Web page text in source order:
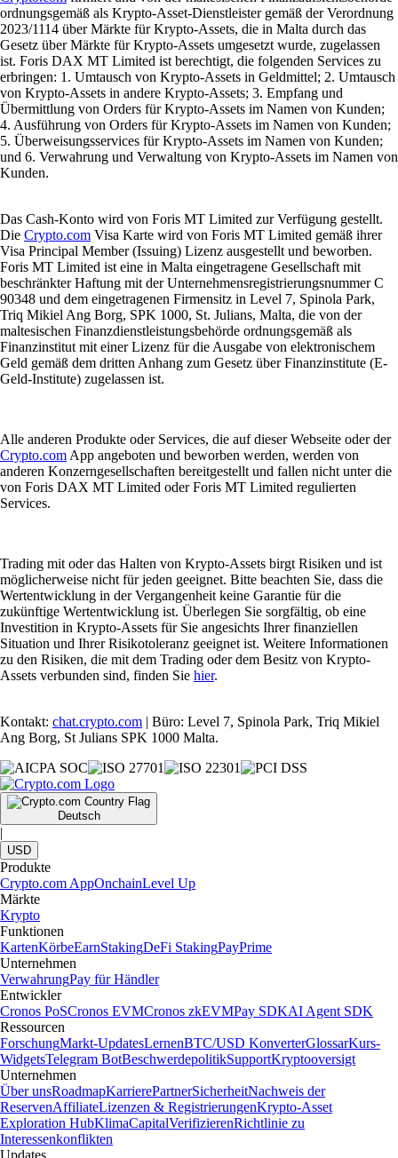
ordnungsgemäß als Krypto-Asset-Dienstleister gemäß der Verordnung
2023/1114 über Märkte für Krypto-Assets, die in Malta durch das
Gesetz über Märkte für Krypto-Assets umgesetzt wurde, zugelassen
ist. Foris DAX MT Limited ist berechtigt, die folgenden Services zu
erbringen: 1. Umtausch von Krypto-Assets in Geldmittel; 2. Umtausch
von Krypto-Assets in andere Krypto-Assets; 3. Empfang und
Übermittlung von Orders für Krypto-Assets im Namen von Kunden;
4. Ausführung von Orders für Krypto-Assets im Namen von Kunden;
5. Überweisungsservices für Krypto-Assets im Namen von Kunden;
und 6. Verwahrung und Verwaltung von Krypto-Assets im Namen von
Kunden.
Das Cash-Konto wird von Foris MT Limited zur Verfügung gestellt.
Die Crypto.com Visa Karte wird von Foris MT Limited gemäß ihrer
Visa Principal Member (Issuing) Lizenz ausgestellt und beworben.
Foris MT Limited ist eine in Malta eingetragene Gesellschaft mit
beschränkter Haftung mit der Unternehmensregistrierungsnummer C
90348 und dem eingetragenen Firmensitz in Level 7, Spinola Park,
Triq Mikiel Ang Borg, SPK 1000, St. Julians, Malta, die von der
maltesischen Finanzdienstleistungsbehörde ordnungsgemäß als
Finanzinstitut mit einer Lizenz für die Ausgabe von elektronischem
Geld gemäß dem dritten Anhang zum Gesetz über Finanzinstitute (E-
Geld-Institute) zugelassen ist.
Alle anderen Produkte oder Services, die auf dieser Webseite oder der
Crypto.com App angeboten und beworben werden, werden von
anderen Konzerngesellschaften bereitgestellt und fallen nicht unter die
von Foris DAX MT Limited oder Foris MT Limited regulierten
Services.
Trading mit oder das Halten von Krypto-Assets birgt Risiken und ist
möglicherweise nicht für jeden geeignet. Bitte beachten Sie, dass die
Wertentwicklung in der Vergangenheit keine Garantie für die
zukünftige Wertentwicklung ist. Überlegen Sie sorgfältig, ob eine
Investition in Krypto-Assets für Sie angesichts Ihrer finanziellen
Situation und Ihrer Risikotoleranz geeignet ist. Weitere Informationen
zu den Risiken, die mit dem Trading oder dem Besitz von Krypto-
Assets verbunden sind, finden Sie hier.
Kontakt: chat.crypto.com | Büro: Level 7, Spinola Park, Triq Mikiel
Ang Borg, St Julians SPK 1000 Malta.
Deutsch
|
USD
Produkte
Crypto.com AppOnchainLevel Up
Märkte
Krypto
Funktionen
KartenKörbeEarnStakingDeFi StakingPayPrime
Unternehmen
VerwahrungPay für Händler
Entwickler
Cronos PoSCronos EVMCronos zkEVMPay SDKAI Agent SDK
Ressourcen
ForschungMarkt-UpdatesLernenBTC/USD KonverterGlossarKurs-
WidgetsTelegram BotBeschwerdepolitikSupportKryptooversigt
Unternehmen
Über unsRoadmapKarrierePartnerSicherheitNachweis der
ReservenAffiliateLizenzen & RegistrierungenKrypto-Asset
Exploration HubKlimaCapitalVerifizierenRichtlinie zu
Interessenkonflikten
Updates